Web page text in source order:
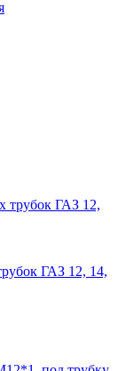
ГАЗ 12, 14,